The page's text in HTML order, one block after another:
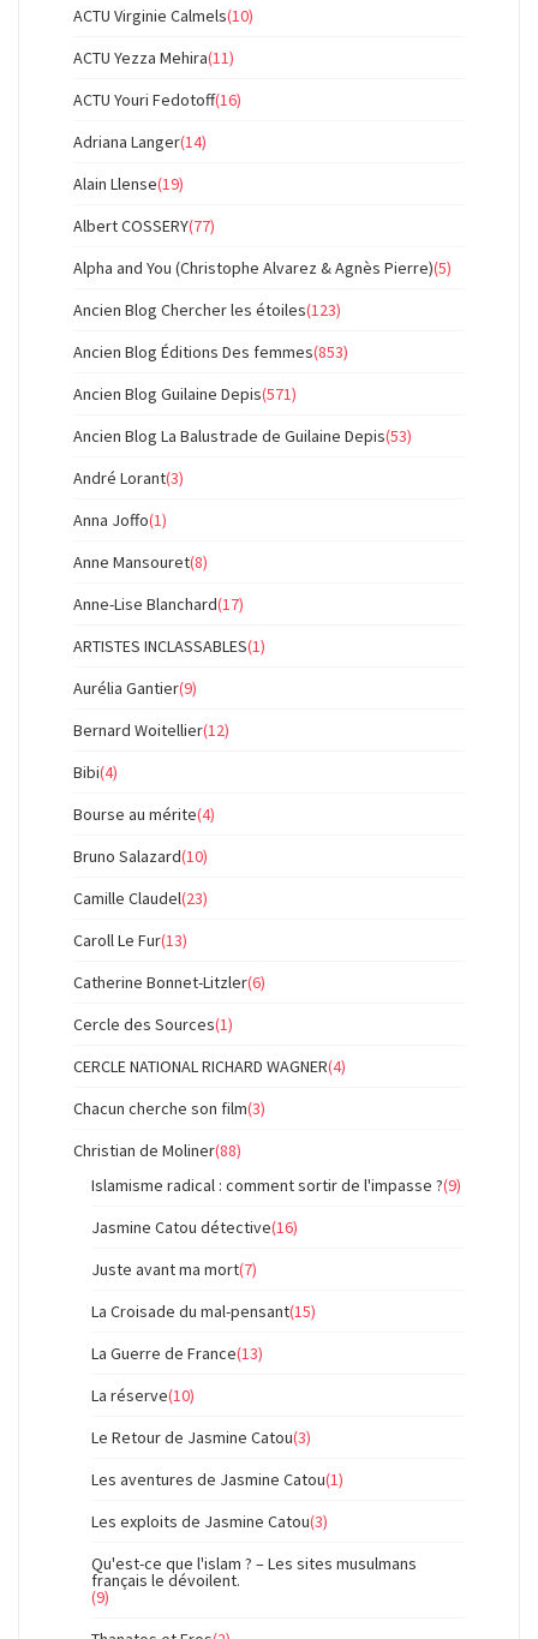
ACTU Virginie Calmels(10)
ACTU Yezza Mehira(11)
ACTU Youri Fedotoff(16)
Adriana Langer(14)
Alain Llense(19)
Albert COSSERY(77)
Alpha and You (Christophe Alvarez & Agnès Pierre)(5)
Ancien Blog Chercher les étoiles(123)
Ancien Blog Éditions Des femmes(853)
Ancien Blog Guilaine Depis(571)
Ancien Blog La Balustrade de Guilaine Depis(53)
André Lorant(3)
Anna Joffo(1)
Anne Mansouret(8)
Anne-Lise Blanchard(17)
ARTISTES INCLASSABLES(1)
Aurélia Gantier(9)
Bernard Woitellier(12)
Bibi(4)
Bourse au mérite(4)
Bruno Salazard(10)
Camille Claudel(23)
Caroll Le Fur(13)
Catherine Bonnet-Litzler(6)
Cercle des Sources(1)
CERCLE NATIONAL RICHARD WAGNER(4)
Chacun cherche son film(3)
Christian de Moliner(88)
Islamisme radical : comment sortir de l'impasse ?(9)
Jasmine Catou détective(16)
Juste avant ma mort(7)
La Croisade du mal-pensant(15)
La Guerre de France(13)
La réserve(10)
Le Retour de Jasmine Catou(3)
Les aventures de Jasmine Catou(1)
Les exploits de Jasmine Catou(3)
Qu'est-ce que l'islam ? – Les sites musulmans
français le dévoilent.
(9)